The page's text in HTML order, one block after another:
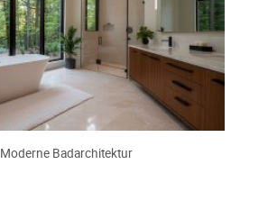
Moderne Badarchitektur